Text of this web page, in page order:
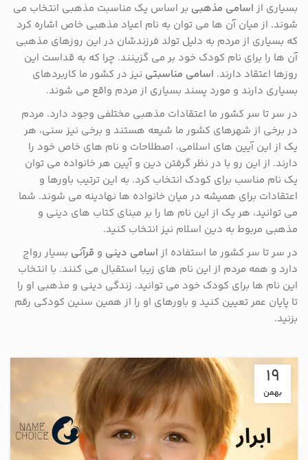
بسیاری از اسامی مذهبی بر اساس یک مناسبت مذهبی انتخاب می
شوند. از میان آن ها می توان به نام اعیاد مذهبی خاص اشاره کرد
که بسیاری از مردم به دلیل تولد فرزندشان در این روزهای مذهبی
آن ها را برای نام کودک خود بر می گزینند. چرا که به قداست این
روزها اعتقاد دارند. اسامی مناسبتی نیز در کشور ما کاربردهای
بسیاری دارند و مورد پسند بسیاری از مردم واقع می شوند.
در سر تا سر کشور ما اعتقادات مذهبی مختلفی وجود دارد. مردم
در برخی از شهرهای کشور ما شیعه هستند و برخی نیز سنی، هر
یک از این آیین های اسلامی، اصطلاحات و نام های خاص خود را
دارند. از این رو با در نظر گرفتن دین و آیین هر خانواده می توان
یک نام مناسب برای کودک انتخاب کرد. به این ترتیب باورها و
اعتقادات برای همیشه در میان خانواده ها نهادینه می شوند. شما
می توانید، هر یک از این نام ها را بر مبنای کتاب های دینی و
مذهبی مربوط به دین اسلام نیز انتخاب کنید.
در سر تا سر کشور ما استفاده از اسامی دینی و قرآنی بسیار رواج
دارد و همه مردم از این نام های زیبا استقبال می کنند. با انتخاب
این نام ها برای کودک خود می توانید، زندگی دینی و مذهبی او را
تا پایان عمر تعیین کنید و باورهای او را از همین سنین کودکی رقم
بزنید.
19
بهمن